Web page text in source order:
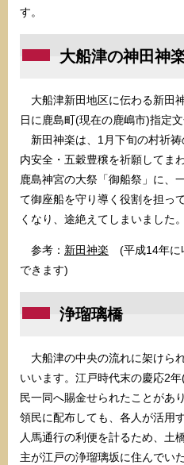
す。
大船津の神田神
大船津新田地区に伝わる新田
日に鹿島町(現在の鹿嶋市)指定
新田神楽は、1月下旬の村祈
内安全・五穀豊穣を祈願してま
鹿島神宮の大祭「御船祭」に、
て御座船を守り導く役割を担っ
くなり、途絶えてしまいました。
参考： 新田神楽 (平成14年に
できます)
浄瑠璃橋
大船津の中央の流れに架けら
いいます。江戸時代末の慶応2
民一同へ賜金せられたことがあ
領民に配布しても、各人が活用
人馬通行の利便を計るため、土
主が江戸の浄瑠璃坂に住んでい